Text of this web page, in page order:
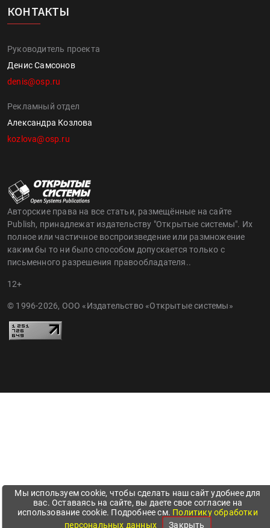
КОНТАКТЫ
Руководитель проекта
Денис Самсонов
denis@osp.ru
Рекламный отдел
Александра Козлова
kozlova@osp.ru
Авторские права на все статьи, размещённые на сайте
Publish, принадлежат издательству "Открытые системы". Их
полное или частичное воспроизведение или размножение
каким бы то ни было способом допускается только с
письменного разрешения правообладателя..
12+
© 1996-2026, ООО «Издательство «Открытые системы»
Мы используем cookie, чтобы сделать наш сайт удобнее для
вас. Оставаясь на сайте, вы даете свое согласие на
использование cookie. Подробнее см. Политику обработки
персональных данных
Закрыть